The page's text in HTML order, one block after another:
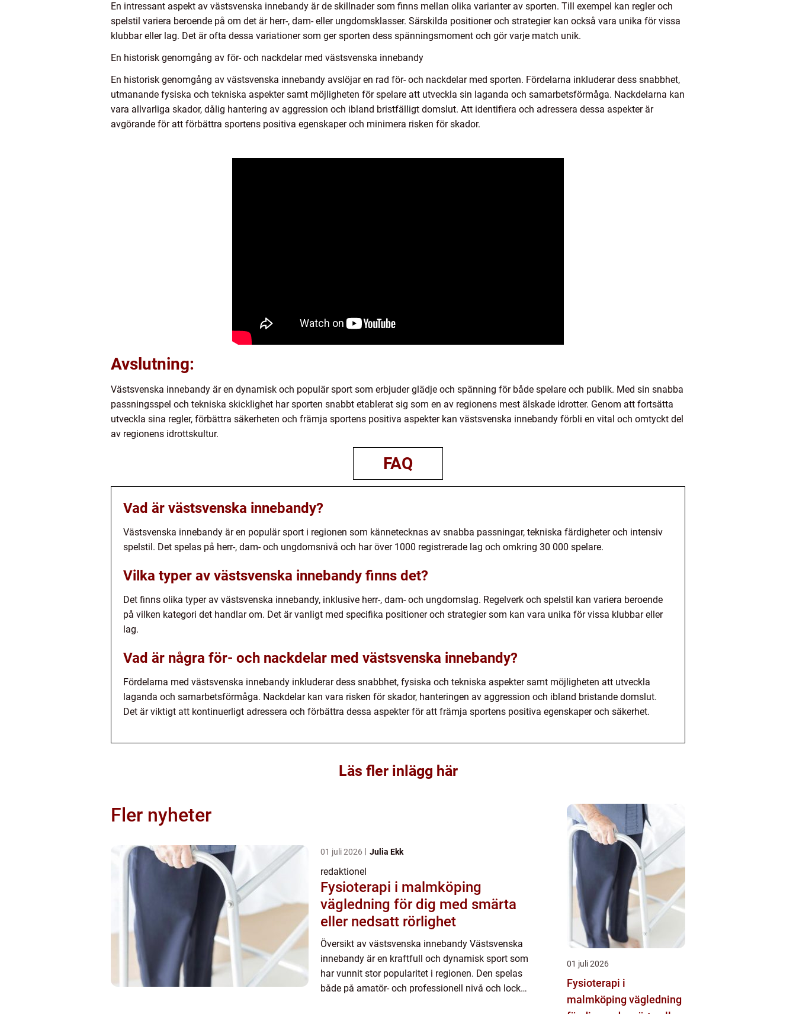
En intressant aspekt av västsvenska innebandy är de skillnader som finns mellan olika varianter av sporten. Till exempel kan regler och
spelstil variera beroende på om det är herr-, dam- eller ungdomsklasser. Särskilda positioner och strategier kan också vara unika för vissa
klubbar eller lag. Det är ofta dessa variationer som ger sporten dess spänningsmoment och gör varje match unik.
En historisk genomgång av för- och nackdelar med västsvenska innebandy
En historisk genomgång av västsvenska innebandy avslöjar en rad för- och nackdelar med sporten. Fördelarna inkluderar dess snabbhet,
utmanande fysiska och tekniska aspekter samt möjligheten för spelare att utveckla sin laganda och samarbetsförmåga. Nackdelarna kan
vara allvarliga skador, dålig hantering av aggression och ibland bristfälligt domslut. Att identifiera och adressera dessa aspekter är
avgörande för att förbättra sportens positiva egenskaper och minimera risken för skador.
Avslutning:
Västsvenska innebandy är en dynamisk och populär sport som erbjuder glädje och spänning för både spelare och publik. Med sin snabba
passningsspel och tekniska skicklighet har sporten snabbt etablerat sig som en av regionens mest älskade idrotter. Genom att fortsätta
utveckla sina regler, förbättra säkerheten och främja sportens positiva aspekter kan västsvenska innebandy förbli en vital och omtyckt del
av regionens idrottskultur.
FAQ
Vad är västsvenska innebandy?
Västsvenska innebandy är en populär sport i regionen som kännetecknas av snabba passningar, tekniska färdigheter och intensiv
spelstil. Det spelas på herr-, dam- och ungdomsnivå och har över 1000 registrerade lag och omkring 30 000 spelare.
Vilka typer av västsvenska innebandy finns det?
Det finns olika typer av västsvenska innebandy, inklusive herr-, dam- och ungdomslag. Regelverk och spelstil kan variera beroende
på vilken kategori det handlar om. Det är vanligt med specifika positioner och strategier som kan vara unika för vissa klubbar eller
lag.
Vad är några för- och nackdelar med västsvenska innebandy?
Fördelarna med västsvenska innebandy inkluderar dess snabbhet, fysiska och tekniska aspekter samt möjligheten att utveckla
laganda och samarbetsförmåga. Nackdelar kan vara risken för skador, hanteringen av aggression och ibland bristande domslut.
Det är viktigt att kontinuerligt adressera och förbättra dessa aspekter för att främja sportens positiva egenskaper och säkerhet.
Läs fler inlägg här
Fler nyheter
01 juli 2026 Julia Ekk
redaktionel
Fysioterapi i malmköping
vägledning för dig med smärta
eller nedsatt rörlighet
Översikt av västsvenska innebandy Västsvenska
innebandy är en kraftfull och dynamisk sport som
har vunnit stor popularitet i regionen. Den spelas
både på amatör- och professionell nivå och lockar
01 juli 2026
Fysioterapi i
malmköping vägledning